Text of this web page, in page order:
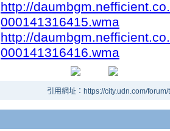
http://
000141316415.wma
http://
000141316416.wma
引用網址：https://city.udn.com/